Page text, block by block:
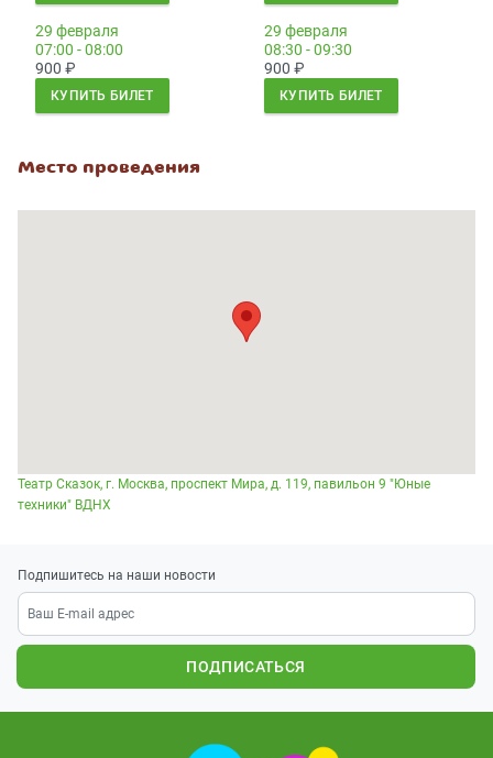
29 февраля
07:00 - 08:00
900 ₽
КУПИТЬ БИЛЕТ
29 февраля
08:30 - 09:30
900 ₽
КУПИТЬ БИЛЕТ
Место проведения
Театр Сказок, г. Москва, проспект Мира, д. 119, павильон 9 "Юные
техники" ВДНХ
Подпишитесь на наши новости
ПОДПИСАТЬСЯ